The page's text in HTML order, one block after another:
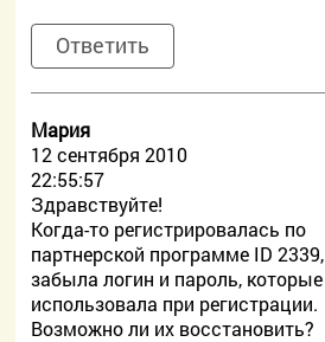
Ответить
Мария
12 сентября 2010
22:55:57
Здравствуйте!
Когда-то регистрировалась по
партнерской программе ID 2339,
забыла логин и пароль, которые
использовала при регистрации.
Возможно ли их восстановить?